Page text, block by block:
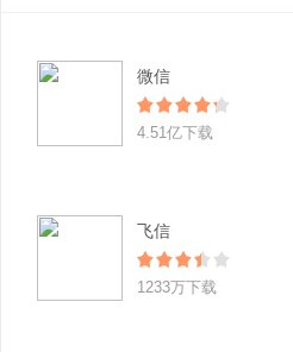
微信
4.51亿下载
飞信
1233万下载